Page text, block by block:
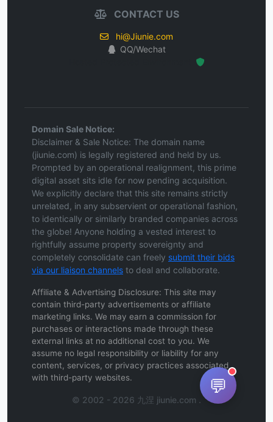
CONTACT US
hi@Jiunie.com
QQ/Wechat
Domain Sale Notice:
Disclaimer & Sale Notice: The domain name
(jiunie.com) is legally registered and held by us.
Prompted by an operational realignment, this prime
digital asset sits idle for now pending acquisition.
We explicitly declare that this site remains strictly
unrelated, in any subservient or operational fashion,
to identically or similarly branded companies across
the globe! Anyone holding a vested interest to
rightfully assume property sovereignty and
completely consolidate can freely submit their bids
via our liaison channels to deal and collaborate.
Affiliate & Advertising Disclosure: This site may
contain third-party advertisements or affiliate
marketing links. We may earn a commission for
purchases or interactions made through these
external links at no additional cost to you. We
assume no legal responsibility or liability for any
content, services, or privacy practices associated
with third-party websites.
© 2002 - 2026 九涅 jiunie.com .
💬